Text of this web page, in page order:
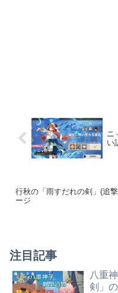
ニ
い
行秋の「雨すだれの剣」(追
ージ
注目記事
八重
剣」